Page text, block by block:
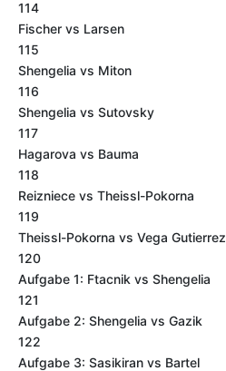
114
Fischer vs Larsen
115
Shengelia vs Miton
116
Shengelia vs Sutovsky
117
Hagarova vs Bauma
118
Reizniece vs Theissl-Pokorna
119
Theissl-Pokorna vs Vega Gutierrez
120
Aufgabe 1: Ftacnik vs Shengelia
121
Aufgabe 2: Shengelia vs Gazik
122
Aufgabe 3: Sasikiran vs Bartel